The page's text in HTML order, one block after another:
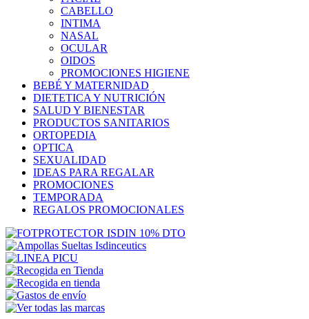
CABELLO
INTIMA
NASAL
OCULAR
OIDOS
PROMOCIONES HIGIENE
BEBÉ Y MATERNIDAD
DIETETICA Y NUTRICIÓN
SALUD Y BIENESTAR
PRODUCTOS SANITARIOS
ORTOPEDIA
OPTICA
SEXUALIDAD
IDEAS PARA REGALAR
PROMOCIONES
TEMPORADA
REGALOS PROMOCIONALES